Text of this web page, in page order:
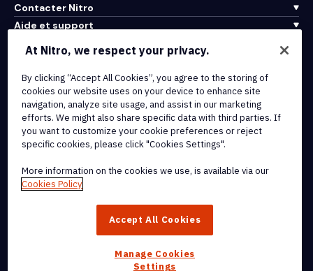
Contacter Nitro
Aide et support
Conditions d'utilisation
Politique de cookies
Politique de copyright
Toutes les conditions et politiques
marques commerciales de Nitro Software, Inc. ou de ses affiliés
At Nitro, we respect your privacy.
By clicking “Accept All Cookies”, you agree to the storing of
cookies our website uses on your device to enhance site
navigation, analyze site usage, and assist in our marketing
efforts. We might also share specific data with third parties. If
you want to customize your cookie preferences or reject
specific cookies, please click "Cookies Settings".
More information on the cookies we use, is available via our
Cookies Policy
Accept All Cookies
Manage Cookies
Settings